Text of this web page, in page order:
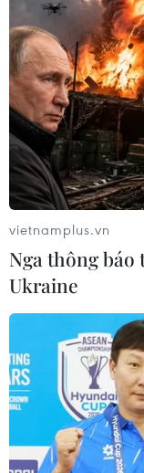
Mỹ thôi ủng
xung đột
Nhà Trắng ngày
ngờ chấm dứt sự
đối với giải pháp
Palestine.
vietnamplus.vn
Nga thông báo
Ukraine